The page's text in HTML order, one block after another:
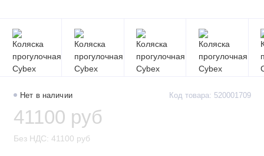
Нет в наличии Код товара: 520001709
41100 руб
Без НДС: 41100 руб